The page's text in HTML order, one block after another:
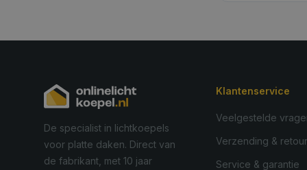
De specialist in lichtkoepels
voor platte daken. Direct van
de fabrikant, met 10 jaar
Klantenservice
Veelgestelde
Verzending &
Service & garantie